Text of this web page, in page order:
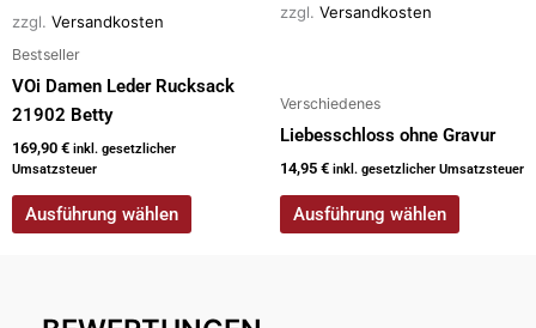
zzgl. Versandkosten
Bestseller
VOi Damen Leder Rucksack
21902 Betty
169,90 € inkl. gesetzlicher
Umsatzsteuer
Ausführung wählen
Produktseite
gewählt
werden
zzgl. Versandkosten
Verschiedenes
Liebesschloss ohne Gravur
14,95 € inkl. gesetzlicher Umsatzsteuer
Ausführung wählen
Produktseite